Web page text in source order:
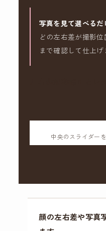
写真を見て選べるだ
どの左右差が撮影
まで確認して仕上げ
中央のスライダー
顔の左右差や写真